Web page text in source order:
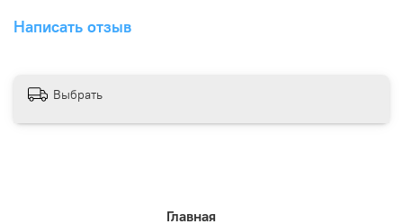
Написать отзыв
Выбрать
Главная